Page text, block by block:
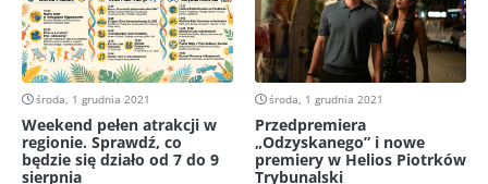
środa, 1 grudnia 2021
Weekend pełen atrakcji w
regionie. Sprawdź, co
będzie się działo od 7 do 9
sierpnia
środa, 1 grudnia 2021
Przedpremiera
„Odzyskanego” i nowe
premiery w Helios Piotrków
Trybunalski